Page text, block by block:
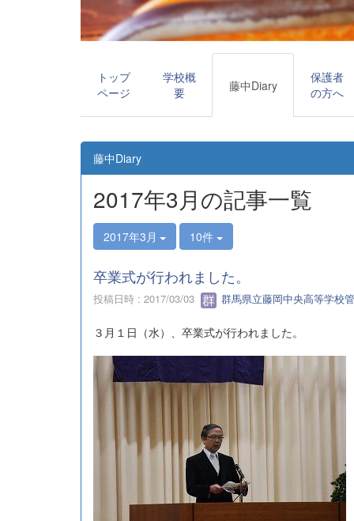
トップ
ページ
学校概
要
藤中Diary
保護者
の方へ
藤中Diary
2017年3月の記事一覧
2017年3月 10件
卒業式が行われました。
投稿日時 : 2017/03/03 群馬県立藤岡中央高等学校
３月１日（水）、卒業式が行われました。